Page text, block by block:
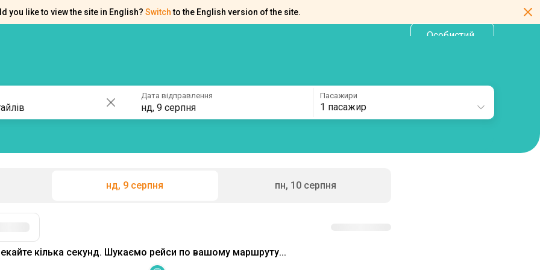
you like to view the site in English? Switch to the English version of the site.
Особистий
нд, 9 серпня пн, 10 серпня
кілька секунд. Шукаємо рейси по вашому маршруту...